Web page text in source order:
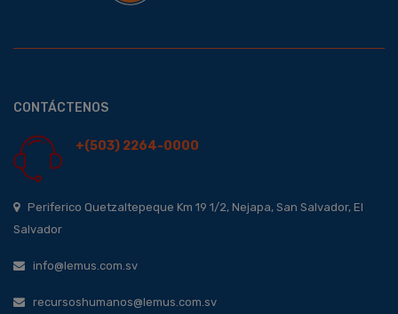
CONTÁCTENOS
+(503) 2264-0000
Periferico Quetzaltepeque Km 19 1/2, Nejapa, San Salvador, El
Salvador
info@lemus.com.sv
recursoshumanos@lemus.com.sv